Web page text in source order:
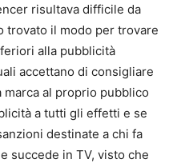
risultava difficile da
trovato il modo per trovare
alla pubblicità
accettano di consigliare
al proprio pubblico
a tutti gli effetti e se
destinate a chi fa
succede in TV, visto che